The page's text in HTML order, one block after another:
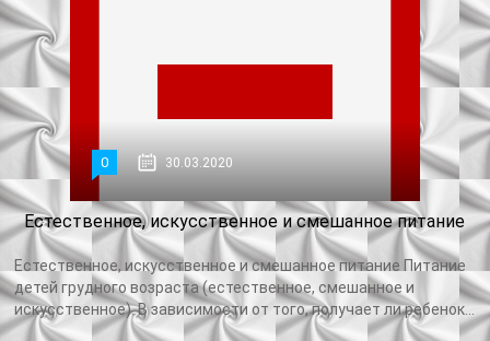
0 30.03.2020
Естественное, искусственное и смешанное питание
Естественное, искусственное и смешанное питание Питание
детей грудного возраста (естественное, смешанное и
искусственное). В зависимости от того, получает ли ребенок...